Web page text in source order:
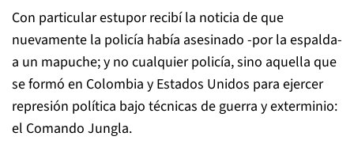
Con particular estupor recibí la noticia de que
nuevamente la policía había asesinado -por la espalda-
a un mapuche; y no cualquier policía, sino aquella que
se formó en Colombia y Estados Unidos para ejercer
represión política bajo técnicas de guerra y exterminio:
el Comando Jungla.